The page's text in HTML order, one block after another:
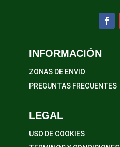
INFORMACIÓN
ZONAS DE ENVIO
PREGUNTAS FRECUENTES
LEGAL
USO DE COOKIES